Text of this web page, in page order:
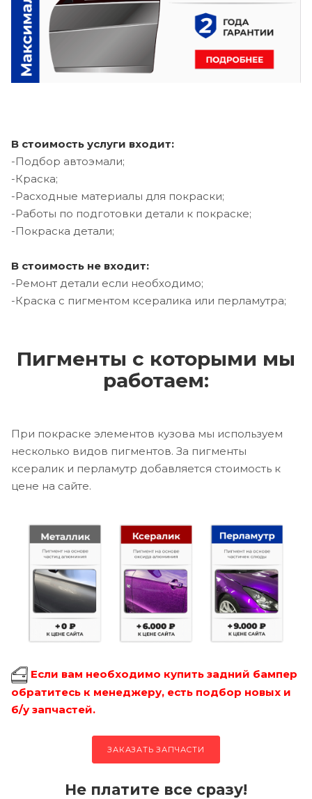
В стоимость услуги входит:
-Подбор автоэмали;
-Краска;
-Расходные материалы для покраски;
-Работы по подготовки детали к покраске;
-Покраска детали;
В стоимость не входит:
-Ремонт детали если необходимо;
-Краска с пигментом ксералика или перламутра;
Пигменты с которыми мы
работаем:
При покраске элементов кузова мы используем
несколько видов пигментов. За пигменты
ксералик и перламутр добавляется стоимость к
цене на сайте.
Если вам необходимо купить задний бампер
обратитесь к менеджеру, есть подбор новых и
б/у запчастей.
ЗАКАЗАТЬ ЗАПЧАСТИ
Не платите все сразу!